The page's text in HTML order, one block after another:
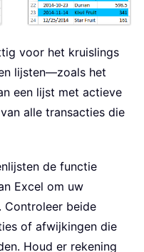
voor het kruislings
lijsten—zoals het
een lijst met actieve
alle transacties die
de functie
Excel om uw
Controleer beide
of afwijkingen die
Houd er rekening